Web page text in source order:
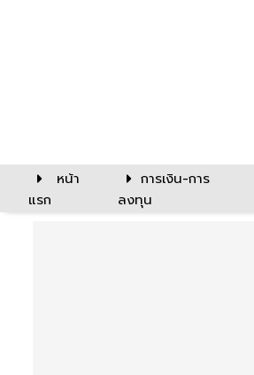
หน้า
แรก
การเงิน-การ
ลงทุน